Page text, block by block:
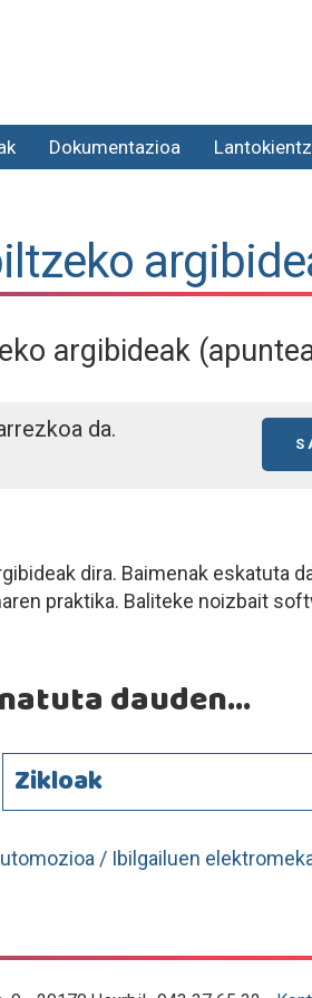
Dokumentazioa
argibideak
da.
dira. Baimenak eskatuta
praktika. Baliteke noizbait
dauden...
Zikloak
/ Ibilgailuen